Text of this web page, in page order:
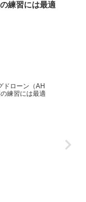
練習には最適
ドローン（AH
練習には最適